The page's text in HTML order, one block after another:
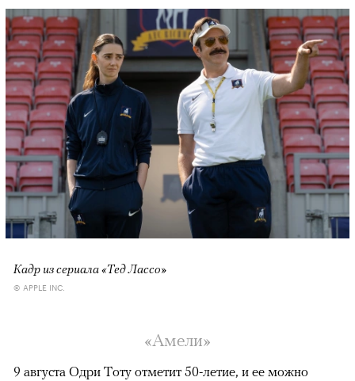
Кадр из сериала «Тед Лассо»
© APPLE INC.
«Амели»
9 августа Одри Тоту отметит 50-летие, и ее можно